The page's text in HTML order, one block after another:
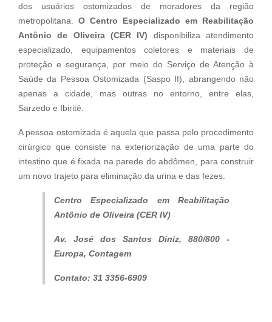
dos usuários ostomizados de moradores da região
metropolitana. O Centro Especializado em Reabilitação
Antônio de Oliveira (CER IV) disponibiliza atendimento
especializado, equipamentos coletores e materiais de
proteção e segurança, por meio do Serviço de Atenção à
Saúde da Pessoa Ostomizada (Saspo II), abrangendo não
apenas a cidade, mas outras no entorno, entre elas,
Sarzedo e Ibirité.
A pessoa ostomizada é aquela que passa pelo procedimento
cirúrgico que consiste na exteriorização de uma parte do
intestino que é fixada na parede do abdômen, para construir
um novo trajeto para eliminação da urina e das fezes.
Centro Especializado em Reabilitação
Antônio de Oliveira (CER IV)
Av. José dos Santos Diniz, 880/800 -
Europa, Contagem
Contato: 31 3356-6909